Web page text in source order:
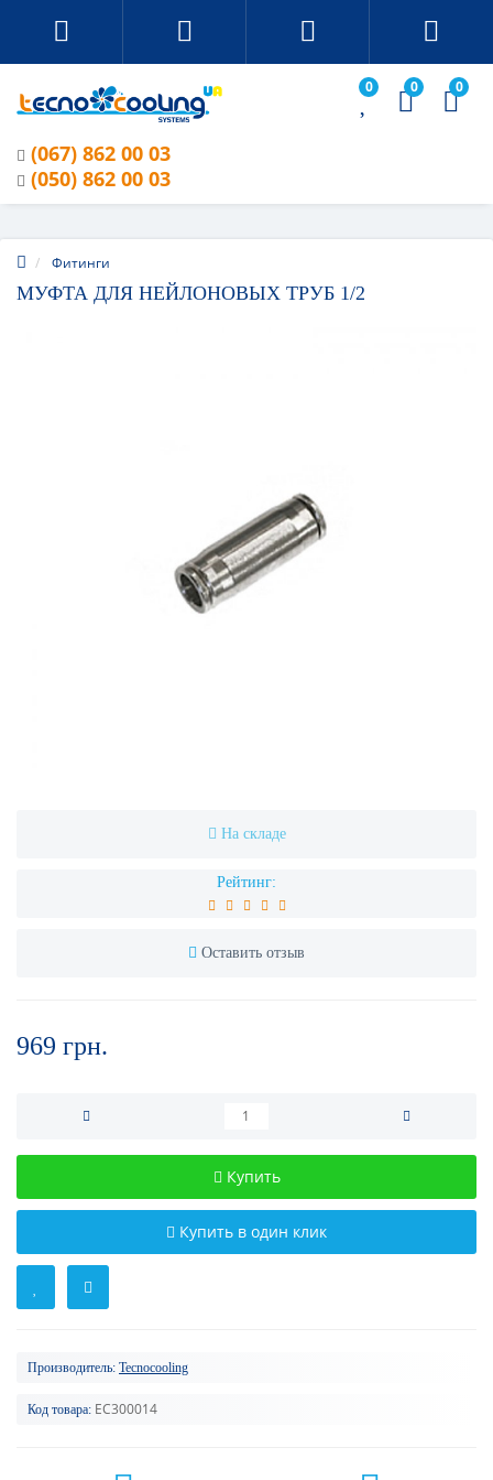
0 0 0
(067) 862 00 03
(050) 862 00 03
Фитинги
МУФТА ДЛЯ НЕЙЛОНОВЫХ ТРУБ 1/2
На складе
Рейтинг:
Оставить отзыв
969 грн.
Купить
Купить в один клик
Производитель: Tecnocooling
Код товара: EC300014